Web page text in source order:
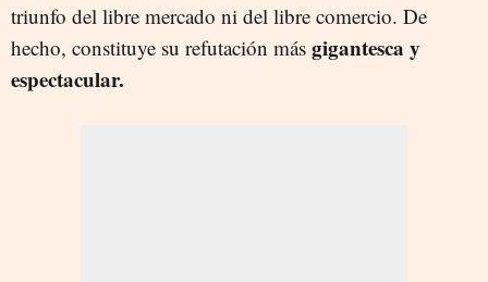
triunfo del libre mercado ni del libre comercio. De
hecho, constituye su refutación más gigantesca y
espectacular.